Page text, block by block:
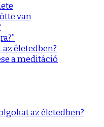
van
életedben?
a meditáció
az életedben?